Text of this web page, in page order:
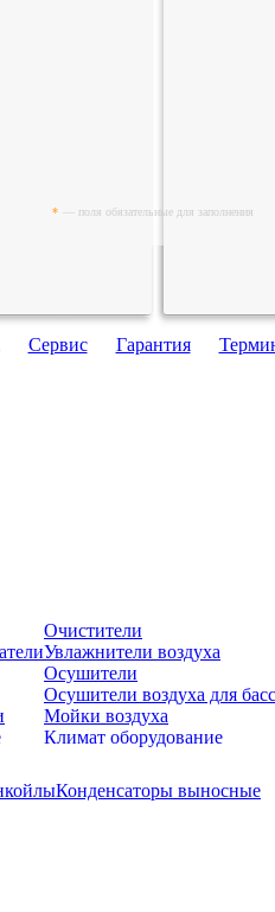
* — поля обязательные для заполнения
Сервис Гарантия
Очистители
Увлажнители воздуха
Осушители
Осушители воздуха для
Мойки воздуха
Климат оборудование
Конденсаторы выносные